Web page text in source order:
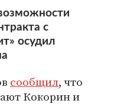
с
осудил
сообщил, что
Кокорин и